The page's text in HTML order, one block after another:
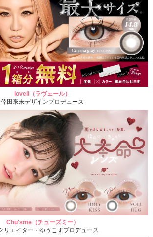
loveil（ラヴェール）
倖田來未デザインプロデュース
Chu'sme（チューズミー）
リエイター・ゆうこすプロデュース